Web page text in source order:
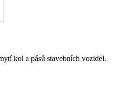
kol a pásů stavebních vozidel.